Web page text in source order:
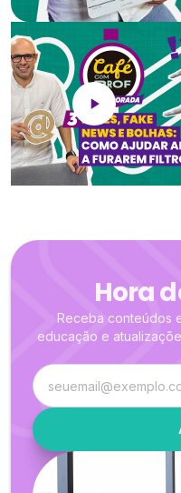
Hora
Receba conteúdos
educação e